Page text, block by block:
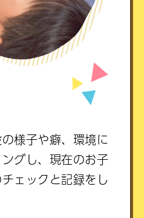
様子や癖、環境に
グし、現在のお子
ェックと記録をし